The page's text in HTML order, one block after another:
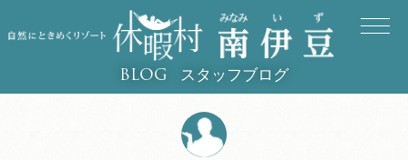
BLOG スタッフブログ